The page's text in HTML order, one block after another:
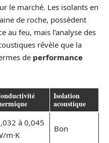
le marché. Les isolants en
de roche, possèdent
au feu, mais l’analyse des
révèle que la
de performance
Isolation
acoustique
à 0,045
m·K
Bon